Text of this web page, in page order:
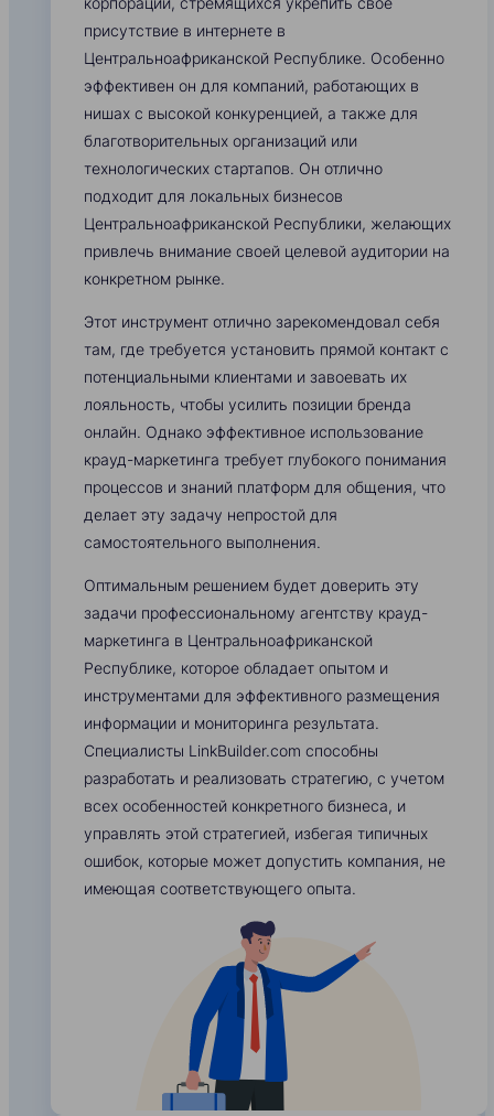
присутствие в интернете в
Центральноафриканской Республике. Особенно
эффективен он для компаний, работающих в
нишах с высокой конкуренцией, а также для
благотворительных организаций или
технологических стартапов. Он отлично
подходит для локальных бизнесов
Центральноафриканской Республики, желающих
привлечь внимание своей целевой аудитории на
конкретном рынке.
Этот инструмент отлично зарекомендовал себя
там, где требуется установить прямой контакт с
потенциальными клиентами и завоевать их
лояльность, чтобы усилить позиции бренда
онлайн. Однако эффективное использование
крауд-маркетинга требует глубокого понимания
процессов и знаний платформ для общения, что
делает эту задачу непростой для
самостоятельного выполнения.
Оптимальным решением будет доверить эту
задачи профессиональному агентству крауд-
маркетинга в Центральноафриканской
Республике, которое обладает опытом и
инструментами для эффективного размещения
информации и мониторинга результата.
Специалисты LinkBuilder.com способны
разработать и реализовать стратегию, с учетом
всех особенностей конкретного бизнеса, и
управлять этой стратегией, избегая типичных
ошибок, которые может допустить компания, не
имеющая соответствующего опыта.